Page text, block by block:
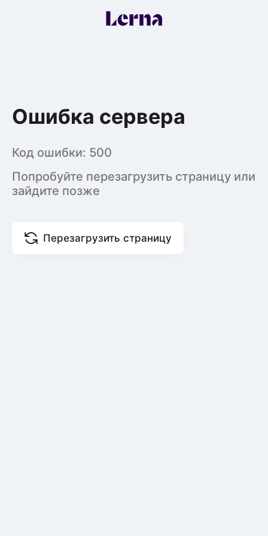
Ошибка сервера
Код ошибки: 500
Попробуйте перезагрузить страницу или
зайдите позже
Перезагрузить страницу